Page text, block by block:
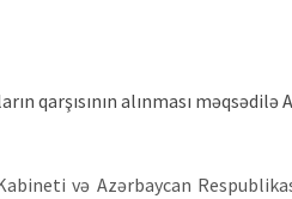
qarşısının alınması
və Azərbaycan